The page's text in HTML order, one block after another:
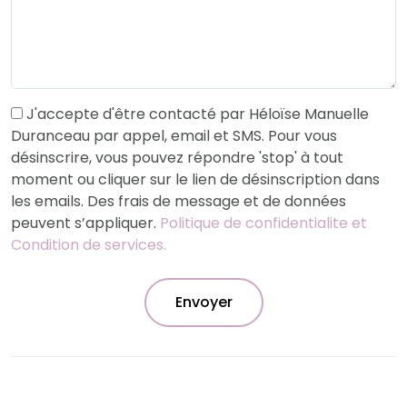
J'accepte d'être contacté par Héloïse Manuelle
Duranceau par appel, email et SMS. Pour vous
désinscrire, vous pouvez répondre 'stop' à tout
moment ou cliquer sur le lien de désinscription dans
les emails. Des frais de message et de données
peuvent s’appliquer. Politique de confidentialite et
Condition de services.
Envoyer